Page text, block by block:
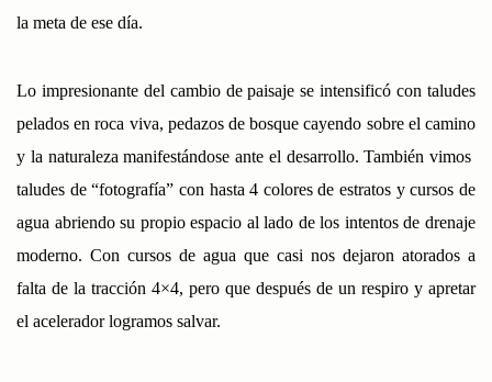
la meta de ese día.
Lo impresionante del cambio de paisaje se intensificó con taludes
pelados en roca viva, pedazos de bosque cayendo sobre el camino
y la naturaleza manifestándose ante el desarrollo. También vimos
taludes de “fotografía” con hasta 4 colores de estratos y cursos de
agua abriendo su propio espacio al lado de los intentos de drenaje
moderno. Con cursos de agua que casi nos dejaron atorados a
falta de la tracción 4×4, pero que después de un respiro y apretar
el acelerador logramos salvar.